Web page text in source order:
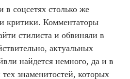
соцсетях столько же
критики. Комментаторы
стилиста и обвиняли в
актуальных
найдется немного, да и в
знаменитостей, которых